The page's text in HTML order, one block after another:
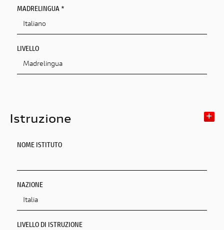
MADRELINGUA *
LIVELLO
Istruzione
NOME ISTITUTO
NAZIONE
LIVELLO DI ISTRUZIONE